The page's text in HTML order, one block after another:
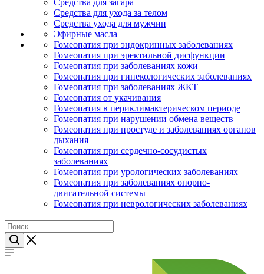
Средства для загара
Средства для ухода за телом
Средства ухода для мужчин
Эфирные масла
Гомеопатия при эндокринных заболеваниях
Гомеопатия при эректильной дисфункции
Гомеопатия при заболеваниях кожи
Гомеопатия при гинекологических заболеваниях
Гомеопатия при заболеваниях ЖКТ
Гомеопатия от укачивания
Гомеопатия в периклимактерическом периоде
Гомеопатия при нарушении обмена веществ
Гомеопатия при простуде и заболеваниях органов
дыхания
Гомеопатия при сердечно-сосудистых
заболеваниях
Гомеопатия при урологических заболеваниях
Гомеопатия при заболеваниях опорно-
двигательной системы
Гомеопатия при неврологических заболеваниях